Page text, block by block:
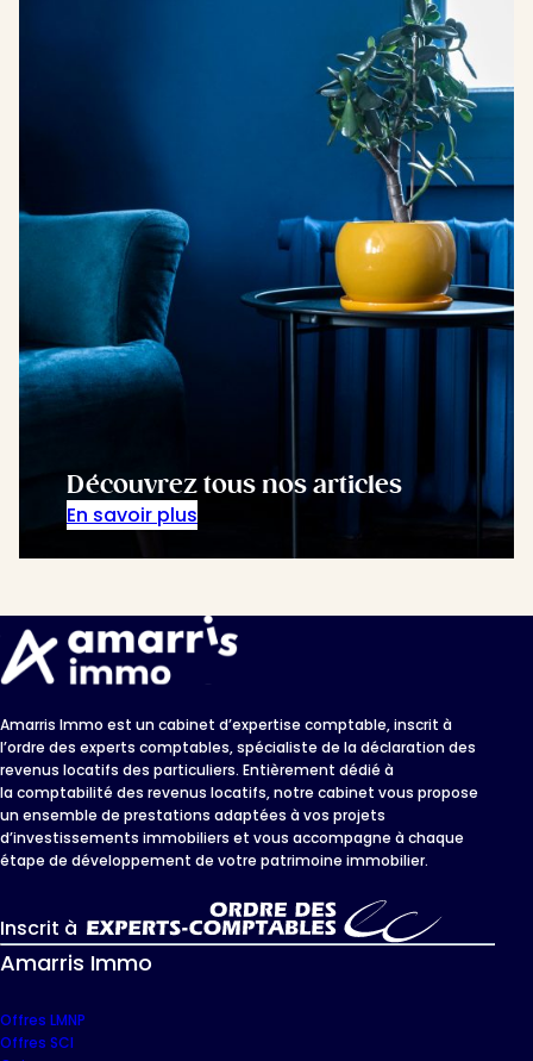
Découvrez tous nos articles
En savoir plus
Amarris Immo est un cabinet d’expertise comptable, inscrit à
l’ordre des experts comptables, spécialiste de la déclaration des
revenus locatifs des particuliers. Entièrement dédié à
la comptabilité des revenus locatifs, notre cabinet vous propose
un ensemble de prestations adaptées à vos projets
d’investissements immobiliers et vous accompagne à chaque
étape de développement de votre patrimoine immobilier.
Inscrit à
Amarris Immo
Offres LMNP
Offres SCI